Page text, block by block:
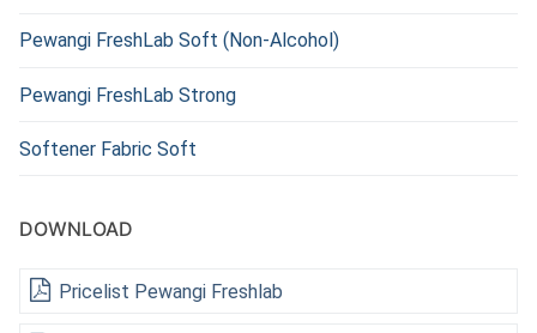
Pewangi FreshLab Soft (Non-Alcohol)
Pewangi FreshLab Strong
Softener Fabric Soft
DOWNLOAD
Pricelist Pewangi Freshlab